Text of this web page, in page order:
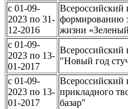
c 01-09-
2023 по 31-
12-2016
Всероссийский
формированию
жизни
c 01-09-
2023 по 13-
01-2017
Всероссийский
"Новый год
c 01-09-
2023 по 13-
01-2017
Всероссийский
прикладного
базар"